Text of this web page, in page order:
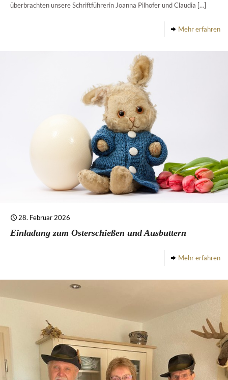
überbrachten unsere Schriftführerin Joanna Pilhofer und Claudia […]
Mehr erfahren
28. Februar 2026
Einladung zum Osterschießen und Ausbuttern
Mehr erfahren